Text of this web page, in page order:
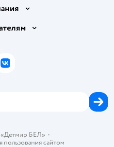
и оплата
продажи
файлов cookie
карты
БЕЛ»•
пользования сайтом
ВКонтакте